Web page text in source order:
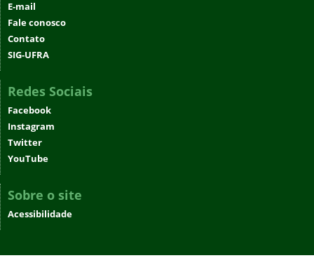
E-mail
Fale conosco
Contato
SIG-UFRA
Redes Sociais
Facebook
Instagram
Twitter
YouTube
Sobre o site
Acessibilidade